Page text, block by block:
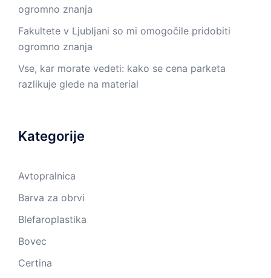
ogromno znanja
Fakultete v Ljubljani so mi omogočile pridobiti
ogromno znanja
Vse, kar morate vedeti: kako se cena parketa
razlikuje glede na material
Kategorije
Avtopralnica
Barva za obrvi
Blefaroplastika
Bovec
Certina